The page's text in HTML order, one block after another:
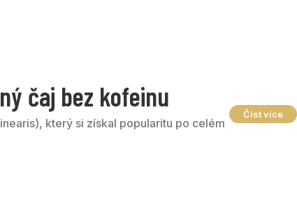
čaj bez kofeinu
který si získal popularitu po celém
Číst více